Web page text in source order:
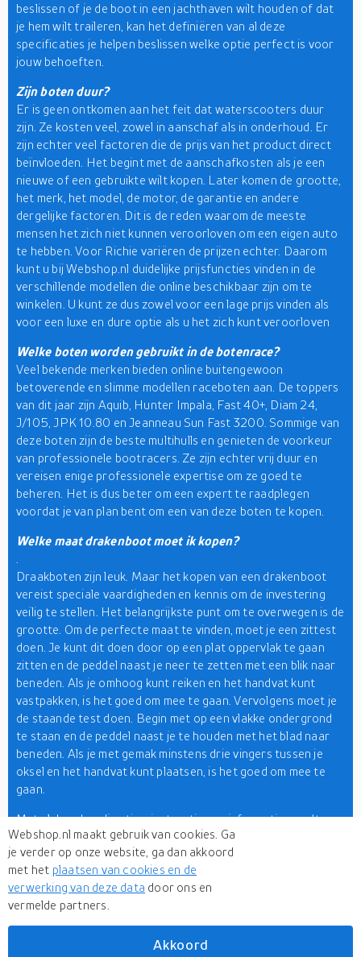
beslissen of je de boot in een jachthaven wilt houden of dat
je hem wilt traileren, kan het definiëren van al deze
specificaties je helpen beslissen welke optie perfect is voor
jouw behoeften.
Zijn boten duur?
Er is geen ontkomen aan het feit dat waterscooters duur
zijn. Ze kosten veel, zowel in aanschaf als in onderhoud. Er
zijn echter veel factoren die de prijs van het product direct
beïnvloeden. Het begint met de aanschafkosten als je een
nieuwe of een gebruikte wilt kopen. Later komen de grootte,
het merk, het model, de motor, de garantie en andere
dergelijke factoren. Dit is de reden waarom de meeste
mensen het zich niet kunnen veroorloven om een eigen auto
te hebben. Voor Richie variëren de prijzen echter. Daarom
kunt u bij Webshop.nl duidelijke prijsfuncties vinden in de
verschillende modellen die online beschikbaar zijn om te
winkelen. U kunt ze dus zowel voor een lage prijs vinden als
voor een luxe en dure optie als u het zich kunt veroorloven
Welke boten worden gebruikt in de botenrace?
Veel bekende merken bieden online buitengewoon
betoverende en slimme modellen raceboten aan. De toppers
van dit jaar zijn Aquib, Hunter Impala, Fast 40+, Diam 24,
J/105, JPK 10.80 en Jeanneau Sun Fast 3200. Sommige van
deze boten zijn de beste multihulls en genieten de voorkeur
van professionele bootracers. Ze zijn echter vrij duur en
vereisen enige professionele expertise om ze goed te
beheren. Het is dus beter om een expert te raadplegen
voordat je van plan bent om een van deze boten te kopen.
Welke maat drakenboot moet ik kopen?
Draakboten zijn leuk. Maar het kopen van een drakenboot
vereist speciale vaardigheden en kennis om de investering
veilig te stellen. Het belangrijkste punt om te overwegen is de
grootte. Om de perfecte maat te vinden, moet je een zittest
doen. Je kunt dit doen door op een plat oppervlak te gaan
zitten en de peddel naast je neer te zetten met een blik naar
beneden. Als je omhoog kunt reiken en het handvat kunt
vastpakken, is het goed om mee te gaan. Vervolgens moet je
de staande test doen. Begin met op een vlakke ondergrond
te staan en de peddel naast je te houden met het blad naar
beneden. Als je met gemak minstens drie vingers tussen je
oksel en het handvat kunt plaatsen, is het goed om mee te
gaan.
Met al deze handige tips, instructies en informatie wordt
winkelen voor een boot volgens ons eenvoudiger dan ooit.
Gelukkig vindt u hier bij Webshop.nl meer dan 500 merken die
online watervoertuigen verkopen. Enkele van deze
vertrouwde merken zijn Bertram, Boston Whaler, Grady-
White, MasterCraft en Sea Ray. Ondertussen behoren Sea-
Doo, Yamaha, Maverick en Jaguar Marine ook tot de
Webshop.nl maakt gebruik van cookies. Ga
je verder op onze website, ga dan akkoord
met het plaatsen van cookies en de
verwerking van deze data door ons en
vermelde partners.
Akkoord